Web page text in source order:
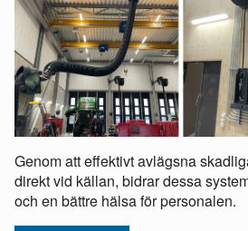
Genom att effektivt avlägsna
direkt vid källan, bidrar dessa
och en bättre hälsa för personalen.